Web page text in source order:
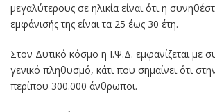
μεγαλύτερους σε ηλικία είναι ότι η
εμφάνισής της είναι τα 25 έως 30 έτη.
Στον Δυτικό κόσμο η Ι.Ψ.Δ. εμφανίζεται με
γενικό πληθυσμό, κάτι που σημαίνει ότι
περίπου 300.000 άνθρωποι.